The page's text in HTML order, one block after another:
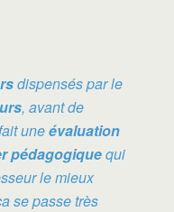
dispensés par le
, avant de
uneévaluation
pédagogiquequi
le mieux
se passe très